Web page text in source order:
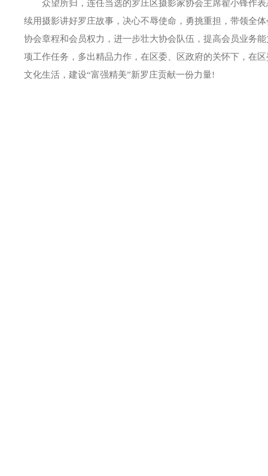
众望所归，连任当选的罗庄区摄影家协会主席翟小锋作表
续用摄影讲好罗庄故事，决心不辱使命，勇挑重担，带领全
协会章程和会员权力，进一步壮大协会队伍，提高会员业务
项工作任务，多出精品力作，在区委、区政府的关怀下，在
文化生活，建设“富强精美”新罗庄贡献一份力量!